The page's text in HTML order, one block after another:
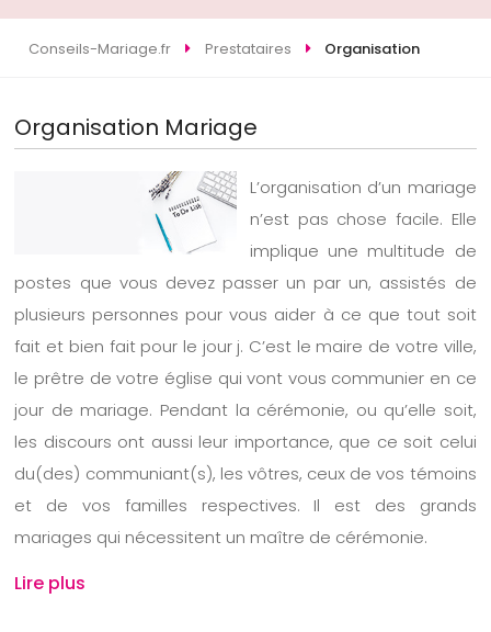
Conseils-Mariage.fr Prestataires Organisation
Organisation Mariage
L’organisation d’un mariage
n’est pas chose facile. Elle
implique une multitude de
postes que vous devez passer un par un, assistés de
plusieurs personnes pour vous aider à ce que tout soit
fait et bien fait pour le jour j. C’est le maire de votre ville,
le prêtre de votre église qui vont vous communier en ce
jour de mariage. Pendant la cérémonie, ou qu’elle soit,
les discours ont aussi leur importance, que ce soit celui
du(des) communiant(s), les vôtres, ceux de vos témoins
et de vos familles respectives. Il est des grands
mariages qui nécessitent un maître de cérémonie.
Lire plus